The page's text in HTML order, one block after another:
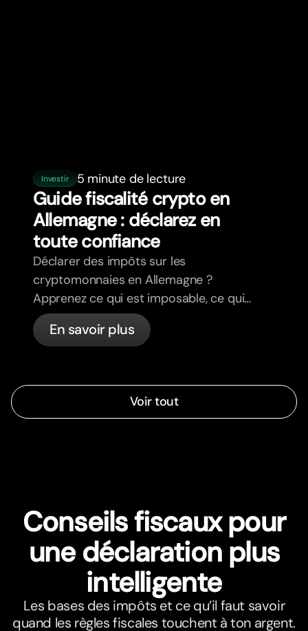
Investir 5 minute de lecture
Guide fiscalité crypto en
Allemagne : déclarez en
toute confiance
Déclarer des impôts sur les
cryptomonnaies en Allemagne ?
Apprenez ce qui est imposable, ce qui
ne l’est pas, et comment déclarer à la
BZSt.En savoir plus
Voir tout
Conseils fiscaux pour
une déclaration plus
intelligente
Les bases des impôts et ce qu’il faut savoir
quand les règles fiscales touchent à ton argent.